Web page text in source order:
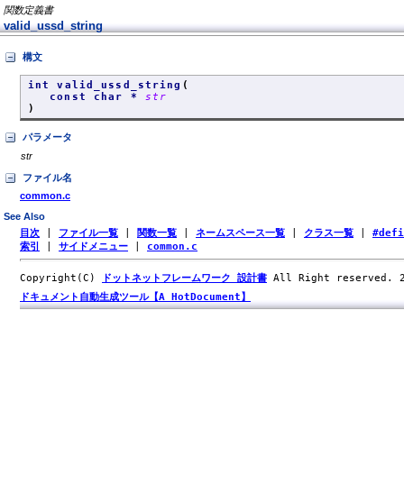
関数定義書
valid_ussd_string
構文
int valid_ussd_string (
const char * str
)
パラメータ
str
ファイル名
common.c
See Also
目次 ファイル一覧 関数一覧 ネームスペース一覧 クラス一覧
索引
サイドメニュー common.c
Copyright(C) ドットネットフレームワーク 設計書 All Right reserved.
ドキュメント自動生成ツール【A HotDocument】